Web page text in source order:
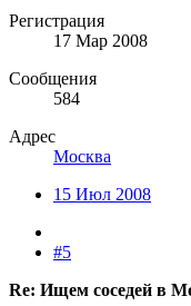
Регистрация
17 Мар 2008
Сообщения
584
Адрес
Москва
15 Июл 2008
#5
Re: Ищем соседей в